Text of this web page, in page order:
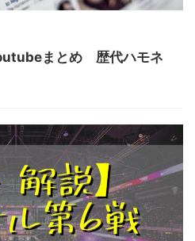
まとめ 歴代ハモネ